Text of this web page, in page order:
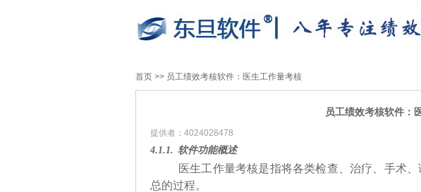
首页 >> 员工绩效考核软件：医生工作量考核
员工绩效考核软件：
提供者：4024028478
4.1.1. 软件功能概述
医生工作量考核是指将各类检查、治疗、手术
总的过程。